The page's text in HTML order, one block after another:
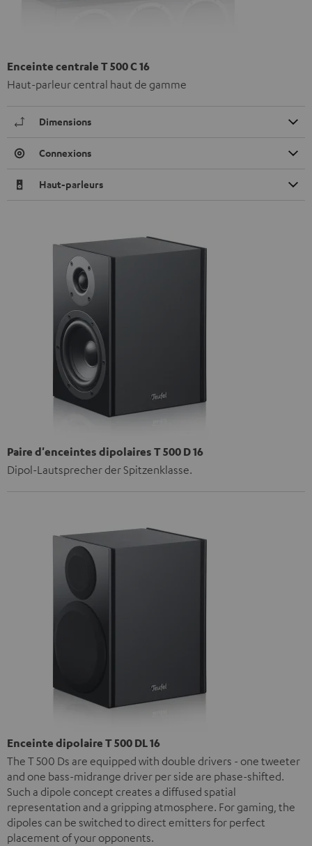
Enceinte centrale T 500 C 16
Haut-parleur central haut de gamme
Dimensions
Connexions
Haut-parleurs
Paire d'enceintes dipolaires T 500 D 16
Dipol-Lautsprecher der Spitzenklasse.
Enceinte dipolaire T 500 DL 16
The T 500 Ds are equipped with double drivers - one tweeter
and one bass-midrange driver per side are phase-shifted.
Such a dipole concept creates a diffused spatial
representation and a gripping atmosphere. For gaming, the
dipoles can be switched to direct emitters for perfect
placement of your opponents.